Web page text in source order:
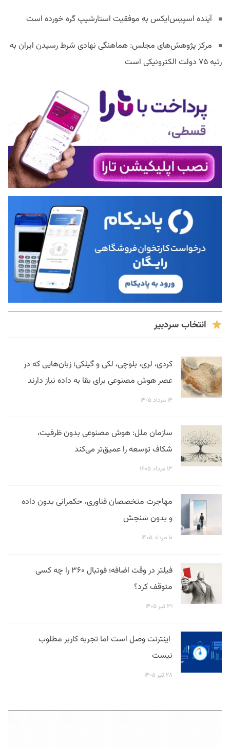
آینده اسپیس‌ایکس به موفقیت استارشیپ گره خورده است
مرکز پژوهش‌های مجلس: هماهنگی نهادی شرط رسیدن ایران به
رتبه ۷۵ دولت الکترونیکی است
انتخاب سردبیر
کردی، لری، بلوچی، لکی و گیلکی؛ زبان‌هایی که در
عصر هوش مصنوعی برای بقا به داده نیاز دارند
۱۴ مرداد ۱۴۰۵
سازمان ملل: هوش مصنوعی بدون ظرفیت،
شکاف توسعه را عمیق‌تر می‌کند
۱۳ مرداد ۱۴۰۵
مهاجرت متخصصان فناوری، حکمرانی بدون داده
و بدون سنجش
۱۰ مرداد ۱۴۰۵
فیلتر در وقت اضافه؛ فوتبال ۳۶۰ را چه کسی
متوقف کرد؟
۳۱ تیر ۱۴۰۵
اینترنت وصل است اما تجربه کاربر مطلوب
نیست
۲۸ تیر ۱۴۰۵